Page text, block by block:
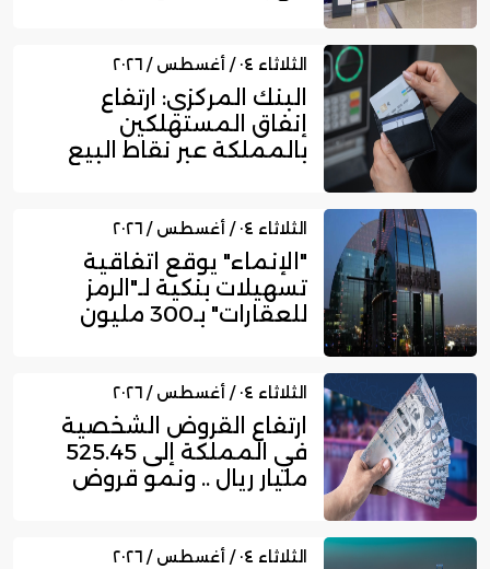
الثلاثاء ٠٤ / أغسطس / ٢٠٢٦
البنك المركزي: ارتفاع
إنفاق المستهلكين
بالمملكة عبر نقاط البيع
الثلاثاء ٠٤ / أغسطس / ٢٠٢٦
"الإنماء" يوقع اتفاقية
تسهيلات بنكية لـ"الرمز
للعقارات" بـ300 مليون
الثلاثاء ٠٤ / أغسطس / ٢٠٢٦
ارتفاع القروض الشخصية
في المملكة إلى 525.45
مليار ريال .. ونمو قروض
الثلاثاء ٠٤ / أغسطس / ٢٠٢٦